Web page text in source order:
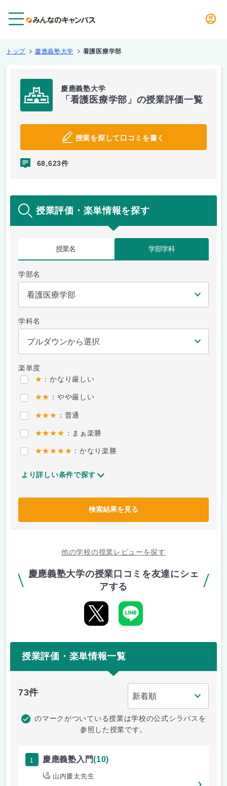
トップ 慶應義塾大学 看護医療学部
慶應義塾大学
「看護医療学部」の授業評価一覧
授業を探して口コミを書く
68,623件
授業評価・楽単情報を探す
授業名 学部学科
学部名
学科名
楽単度
★ ：かなり厳しい
★★ ：やや厳しい
★★★ ：普通
★★★★ ：まぁ楽勝
★★★★★ ：かなり楽勝
より詳しい条件で探す
検索結果を見る
他の学校の授業レビューを探す
慶應義塾大学の授業口コミを友達にシェ
アする
授業評価・楽単情報一覧
73件
のマークがついている授業は学校の公式シラバスを
参照した授業です。
1 慶應義塾入門(10)
山内慶太先生